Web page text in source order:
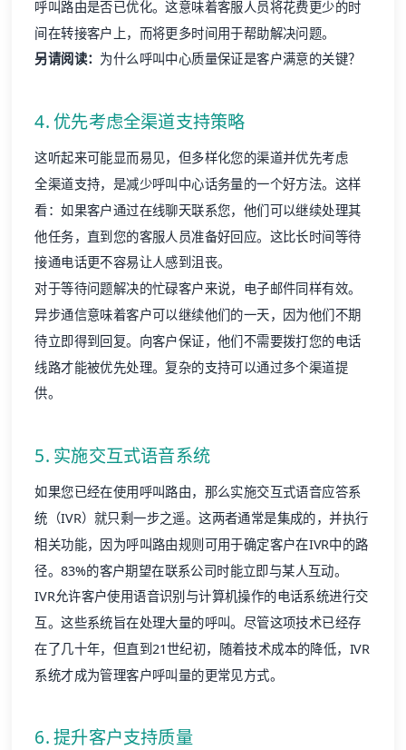
呼叫路由是否已优化。这意味着客服人员将花费更少的时
间在转接客户上，而将更多时间用于帮助解决问题。
另请阅读： 为什么呼叫中心质量保证是客户满意的关键？
4. 优先考虑全渠道支持策略
这听起来可能显而易见，但多样化您的渠道并优先考虑
全渠道支持，是减少呼叫中心话务量的一个好方法。这样
看：如果客户通过在线聊天联系您，他们可以继续处理其
他任务，直到您的客服人员准备好回应。这比长时间等待
接通电话更不容易让人感到沮丧。
对于等待问题解决的忙碌客户来说，电子邮件同样有效。
异步通信意味着客户可以继续他们的一天，因为他们不期
待立即得到回复。向客户保证，他们不需要拨打您的电话
线路才能被优先处理。复杂的支持可以通过多个渠道提
供。
5. 实施交互式语音系统
如果您已经在使用呼叫路由，那么实施交互式语音应答系
统（IVR）就只剩一步之遥。这两者通常是集成的，并执行
相关功能，因为呼叫路由规则可用于确定客户在IVR中的路
径。83%的客户期望在联系公司时能立即与某人互动。
IVR允许客户使用语音识别与计算机操作的电话系统进行交
互。这些系统旨在处理大量的呼叫。尽管这项技术已经存
在了几十年，但直到21世纪初，随着技术成本的降低，IVR
系统才成为管理客户呼叫量的更常见方式。
6. 提升客户支持质量